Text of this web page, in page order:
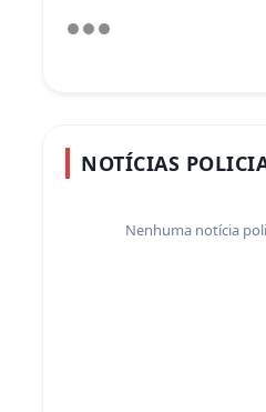
NOTÍCIAS
Nenhuma notícia